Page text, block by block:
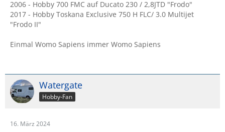
2006 - Hobby 700 FMC auf Ducato 230 / 2,8JTD "Frodo"
2017 - Hobby Toskana Exclusive 750 H FLC/ 3.0 Multijet
"Frodo II"
Einmal Womo Sapiens immer Womo Sapiens
Watergate
Hobby-Fan
16. März 2024